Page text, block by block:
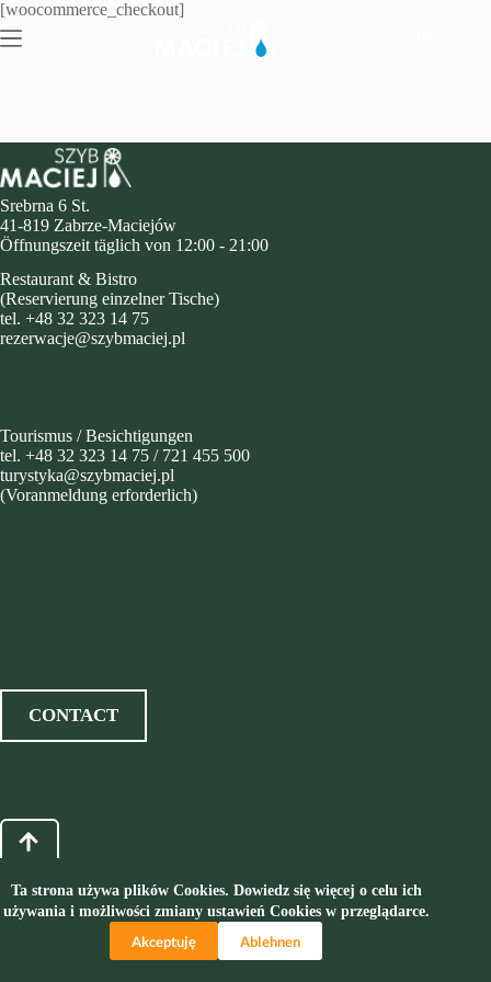
Zum
Inhalt
springen
Ta strona używa plików Cookies. Dowiedz się więcej o celu ich
używania i możliwości zmiany ustawień Cookies w przeglądarce.
Akceptuję Ablehnen
[woocommerce_checkout]
Srebrna 6 St.
41-819 Zabrze-Maciejów
Öffnungszeit täglich von 12:00 - 21:00
Restaurant & Bistro
(Reservierung einzelner Tische)
tel. +48 32 323 14 75
rezerwacje@szybmaciej.pl
Tourismus / Besichtigungen
tel. +48 32 323 14 75 / 721 455 500
turystyka@szybmaciej.pl
(Voranmeldung erforderlich)
CONTACT
Alle Rechte vorbehalten © 2026 Szyb Maciej | Leistung: